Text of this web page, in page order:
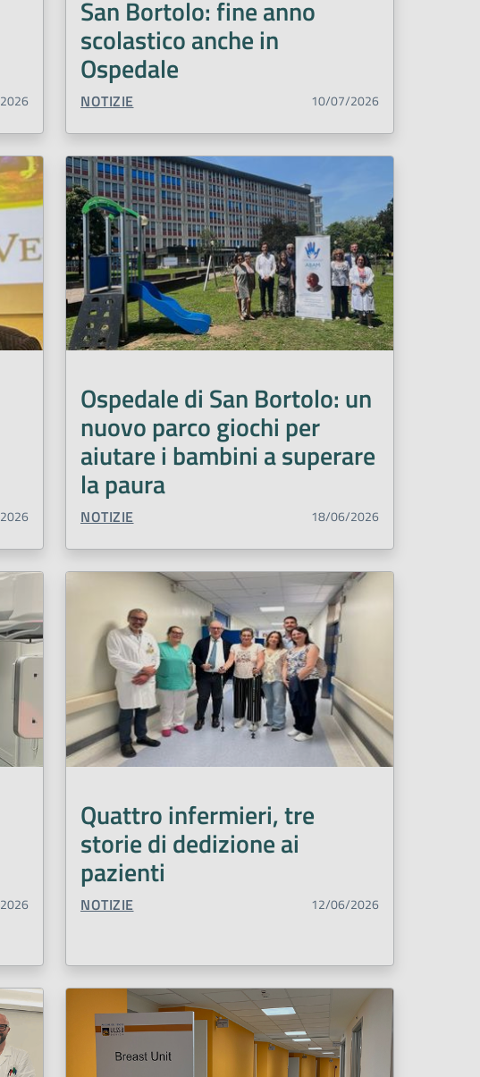
Qualità percepita Radiologia
Regione Veneto
Salute donna Scuola
Terapia Intensiva
alimentari Tumori
San Bortolo: fine anno
scolastico anche in
Ospedale
TIPO CONTENUTO:
NOTIZIE 10/07/2026
Ospedale di San Bortolo: un
nuovo parco giochi per
aiutare i bambini a superare
la paura
TIPO CONTENUTO:
NOTIZIE 18/06/2026
Quattro infermieri, tre
storie di dedizione ai
pazienti
TIPO CONTENUTO:
NOTIZIE 12/06/2026